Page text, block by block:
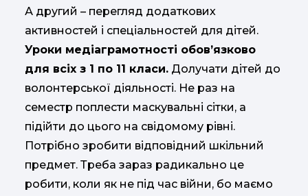
А другий – перегляд додаткових
активностей і спеціальностей для дітей.
Уроки медіаграмотності обов’язково
для всіх з 1 по 11 класи. Долучати дітей до
волонтерської діяльності. Не раз на
семестр поплести маскувальні сітки, а
підійти до цього на свідомому рівні.
Потрібно зробити відповідний шкільний
предмет. Треба зараз радикально це
робити, коли як не під час війни, бо маємо